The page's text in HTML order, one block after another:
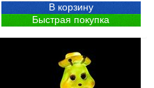
В корзину
Быстрая покупка